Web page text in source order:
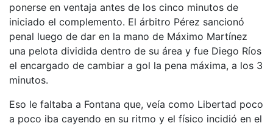
ponerse en ventaja antes de los cinco minutos de
iniciado el complemento. El árbitro Pérez sancionó
penal luego de dar en la mano de Máximo Martínez
una pelota dividida dentro de su área y fue Diego Ríos
el encargado de cambiar a gol la pena máxima, a los 3
minutos.
Eso le faltaba a Fontana que, veía como Libertad poco
a poco iba cayendo en su ritmo y el físico incidió en el